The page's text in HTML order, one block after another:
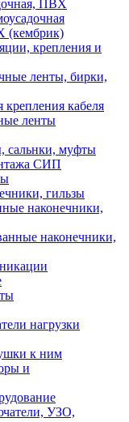
ПВХ
(кембрик)
крепления и
ленты, бирки,
крепления кабеля
ленты
сальнки, муфты
СИП
гильзы
наконечники,
наконечники,
нагрузки
к ним
и
УЗО,